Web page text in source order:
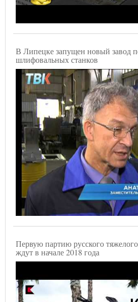
В Липецке запущен новый завод
шлифовальных станков
Первую партию русского
ждут в начале 2018 года